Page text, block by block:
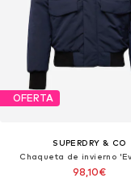
OFERTA
SUPERDRY & CO
Chaqueta de invierno
98,10€